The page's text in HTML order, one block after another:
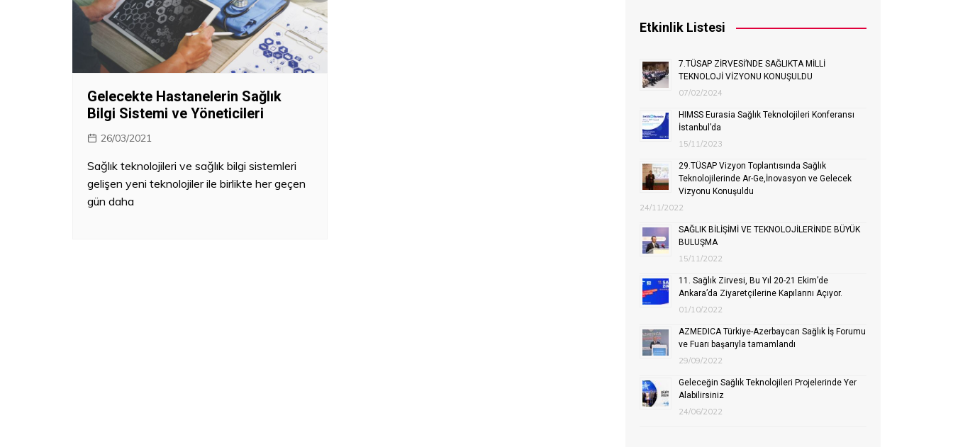
Kanun – Politika
Gelecekte Hastanelerin Sağlık
Bilgi Sistemi ve Yöneticileri
26/03/2021
Sağlık teknolojileri ve sağlık bilgi sistemleri
gelişen yeni teknolojiler ile birlikte her geçen
gün daha
Etkinlik Listesi
7.TÜSAP ZİRVESİ’NDE SAĞLIKTA MİLLİ
TEKNOLOJİ VİZYONU KONUŞULDU
07/02/2024
HIMSS Eurasia Sağlık Teknolojileri Konferansı
İstanbul’da
15/11/2023
29.TÜSAP Vizyon Toplantısında Sağlık
Teknolojilerinde Ar-Ge,İnovasyon ve Gelecek
Vizyonu Konuşuldu
24/11/2022
SAĞLIK BİLİŞİMİ VE TEKNOLOJİLERİNDE BÜYÜK
BULUŞMA
15/11/2022
11. Sağlık Zirvesi, Bu Yıl 20-21 Ekim’de
Ankara’da Ziyaretçilerine Kapılarını Açıyor.
01/10/2022
AZMEDICA Türkiye-Azerbaycan Sağlık İş Forumu
ve Fuarı başarıyla tamamlandı
29/09/2022
Geleceğin Sağlık Teknolojileri Projelerinde Yer
Alabilirsiniz
24/06/2022